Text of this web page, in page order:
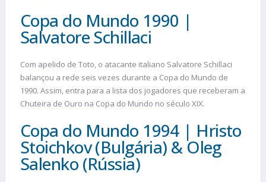
Copa do Mundo 1990 |
Salvatore Schillaci
Com apelido de Toto, o atacante italiano Salvatore Schillaci
balançou a rede seis vezes durante a Copa do Mundo de
1990. Assim, entra para a lista dos jogadores que receberam a
Chuteira de Ouro na Copa do Mundo no século XIX.
Copa do Mundo 1994 | Hristo
Stoichkov (Bulgária) & Oleg
Salenko (Rússia)